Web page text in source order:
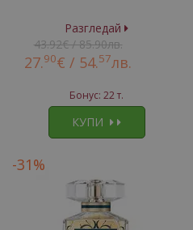
Разгледай
43.92€ / 85.90лв.
27.90€ / 54.57лв.
Бонус: 22 т.
КУПИ
-31%